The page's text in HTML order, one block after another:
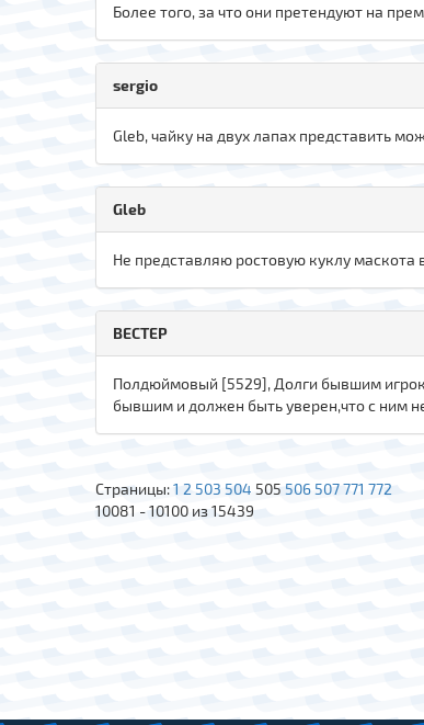
Более того, за что они претендуют на
sergio
Gleb, чайку на двух лапах представить
Gleb
Не представляю ростовую куклу маскота
ВЕСТЕР
Полдюймовый [5529], Долги бывшим
бывшим и должен быть уверен,что с ним
Страницы:1 2 503 504 505 506 507771 772
10081 - 10100 из 15439